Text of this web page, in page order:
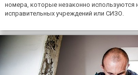
номера, которые незаконно используются
исправительных учреждений или СИЗО.